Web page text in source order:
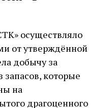
осуществляло
от утверждённой
добычу за
запасов, которые
на
драгоценного